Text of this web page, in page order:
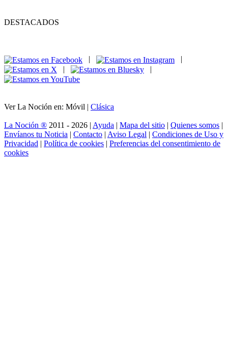
DESTACADOS
|
|
Ver La Noción en: Móvil | Clásica
La Noción ® 2011 - 2026 | Ayuda | Mapa del sitio | Quienes somos |
Envíanos tu Noticia | Contacto | Aviso Legal | Condiciones de Uso y
Privacidad | Política de cookies | Preferencias del consentimiento de
cookies